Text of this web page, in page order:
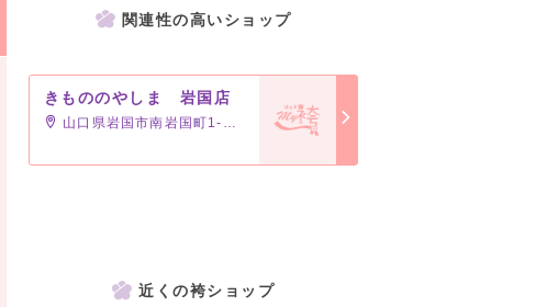
関連性の高いショップ
きもののやしま 岩国店
山口県岩国市南岩国町1-20-30
近くの袴ショップ